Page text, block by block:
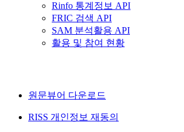
Rinfo 통계정보 API
FRIC 검색 API
SAM 분석활용 API
활용 및 참여 현황
원문뷰어 다운로드
RISS 개인정보 재동의